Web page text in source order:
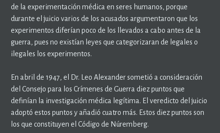
de la experimentación médica en seres humanos, porque
durante el juicio varios de los acusados argumentaron que los
experimentos diferían poco de los llevados a cabo antes de la
guerra, pues no existían leyes que categorizaran de legales o
ilegales los experimentos.
En abril de 1947, el Dr. Leo Alexander sometió a consideración
del Consejo para los Crímenes de Guerra diez puntos que
definían la investigación médica legítima. El veredicto del juicio
adoptó estos puntos y añadió cuatro más. Estos diez puntos son
los que constituyen el Código de Núremberg.